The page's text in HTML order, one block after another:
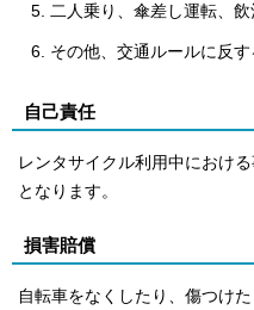
二人乗り、傘差し運転、
その他、交通ルールに反す
自己責任
レンタサイクル利用中におけ
となります。
損害賠償
自転車をなくしたり、傷つけ